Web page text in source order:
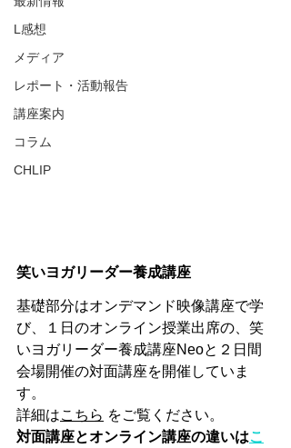
L感想
メディア
レポート・活動報告
講座案内
コラム
CHLIP
笑いヨガリーダー養成講座
基礎部分はオンデマンド映像講座で学
び、１日のオンライン授業出席の、笑
いヨガリーダー養成講座Neoと２日間
会場開催の対面講座を開催していま
す。
詳細はこちら をご覧ください。
対面講座とオンライン講座の違いはこ